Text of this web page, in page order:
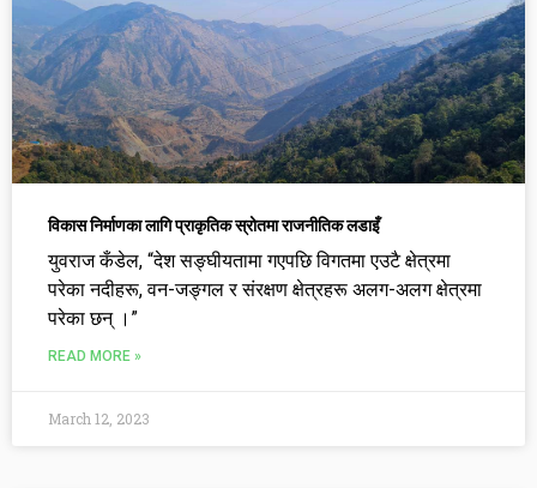
विकास निर्माणका लागि प्राकृतिक स्रोतमा राजनीतिक लडाइँ
युवराज कँडेल, “देश सङ्घीयतामा गएपछि विगतमा एउटै क्षेत्रमा
परेका नदीहरू, वन-जङ्गल र संरक्षण क्षेत्रहरू अलग-अलग क्षेत्रमा
परेका छन् ।”
READ MORE »
March 12, 2023